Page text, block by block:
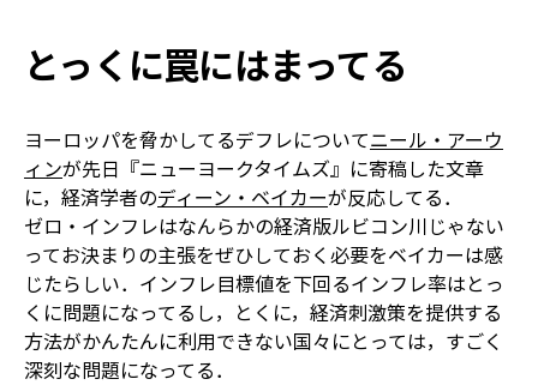
とっくに罠にはまってる
ヨーロッパを脅かしてるデフレについてニール・アーウ
ィンが先日『ニューヨークタイムズ』に寄稿した文章
に，経済学者のディーン・ベイカーが反応してる．
ゼロ・インフレはなんらかの経済版ルビコン川じゃない
ってお決まりの主張をぜひしておく必要をベイカーは感
じたらしい．インフレ目標値を下回るインフレ率はとっ
くに問題になってるし，とくに，経済刺激策を提供する
方法がかんたんに利用できない国々にとっては，すごく
深刻な問題になってる．